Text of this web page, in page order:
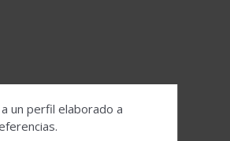
un perfil elaborado a